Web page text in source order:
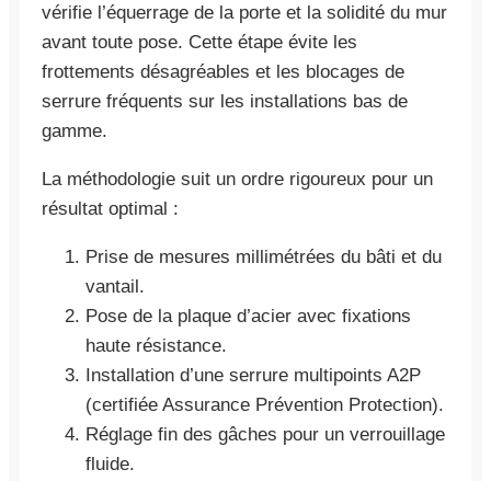
vérifie l’équerrage de la porte et la solidité du mur
avant toute pose. Cette étape évite les
frottements désagréables et les blocages de
serrure fréquents sur les installations bas de
gamme.
La méthodologie suit un ordre rigoureux pour un
résultat optimal :
Prise de mesures millimétrées du bâti et du
vantail.
Pose de la plaque d’acier avec fixations
haute résistance.
Installation d’une serrure multipoints A2P
(certifiée Assurance Prévention Protection).
Réglage fin des gâches pour un verrouillage
fluide.